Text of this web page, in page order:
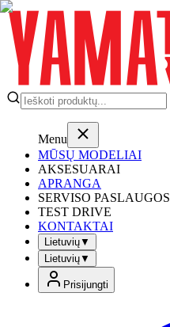
Menu
MŪSŲ MODELIAI
AKSESUARAI
APRANGA
SERVISO PASLAUGOS
TEST DRIVE
KONTAKTAI
Lietuvių▼
Lietuvių▼
Prisijungti